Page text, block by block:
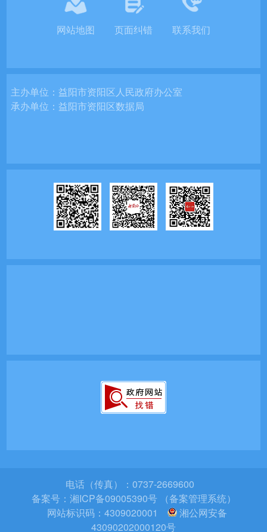
网站地图 页面纠错 联系我们
主办单位：益阳市资阳区人民政府办公室
承办单位：益阳市资阳区数据局
电话（传真）：0737-2669600
备案号： 湘ICP备09005390号 （备案管理系统）
网站标识码：4309020001
湘公网安备
43090202000120号